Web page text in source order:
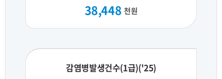
38,448 천원
감염병발생건수(1급)('25)